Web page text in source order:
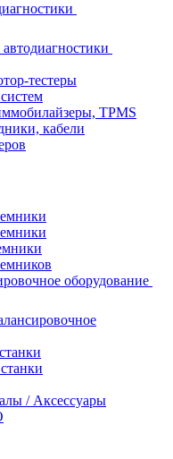
тестеры
TPMS
кабели
оборудование
/ Аксессуары